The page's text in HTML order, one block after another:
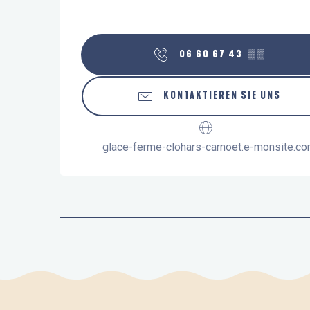
06 60 67 43 ▒▒
KONTAKTIEREN SIE UNS
glace-ferme-clohars-carnoet.e-